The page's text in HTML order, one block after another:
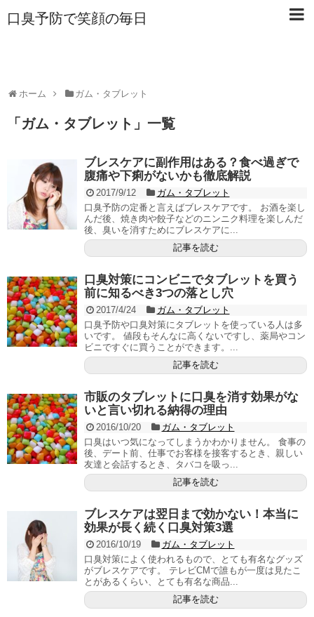
口臭予防で笑顔の毎日
ホーム ガム・タブレット
「 ガム・タブレット 」 一覧
ブレスケアに副作用はある？食べ過ぎで
腹痛や下痢がないかも徹底解説
2017/9/12
ガム・タブレット
口臭予防の定番と言えばブレスケアです。 お酒を楽し
んだ後、焼き肉や餃子などのニンニク料理を楽しんだ
後、臭いを消すためにブレスケアに...
記事を読む
口臭対策にコンビニでタブレットを買う
前に知るべき3つの落とし穴
2017/4/24
ガム・タブレット
口臭予防や口臭対策にタブレットを使っている人は多
いです。 値段もそんなに高くないですし、薬局やコン
ビニですぐに買うことができます。...
記事を読む
市販のタブレットに口臭を消す効果がな
いと言い切れる納得の理由
2016/10/20
ガム・タブレット
口臭はいつ気になってしまうかわかりません。 食事の
後、デート前、仕事でお客様を接客するとき、親しい
友達と会話するとき、タバコを吸っ...
記事を読む
ブレスケアは翌日まで効かない！本当に
効果が長く続く口臭対策3選
2016/10/19
ガム・タブレット
口臭対策によく使われるもので、とても有名なグッズ
がブレスケアです。 テレビCMで誰もが一度は見たこ
とがあるくらい、とても有名な商品...
記事を読む